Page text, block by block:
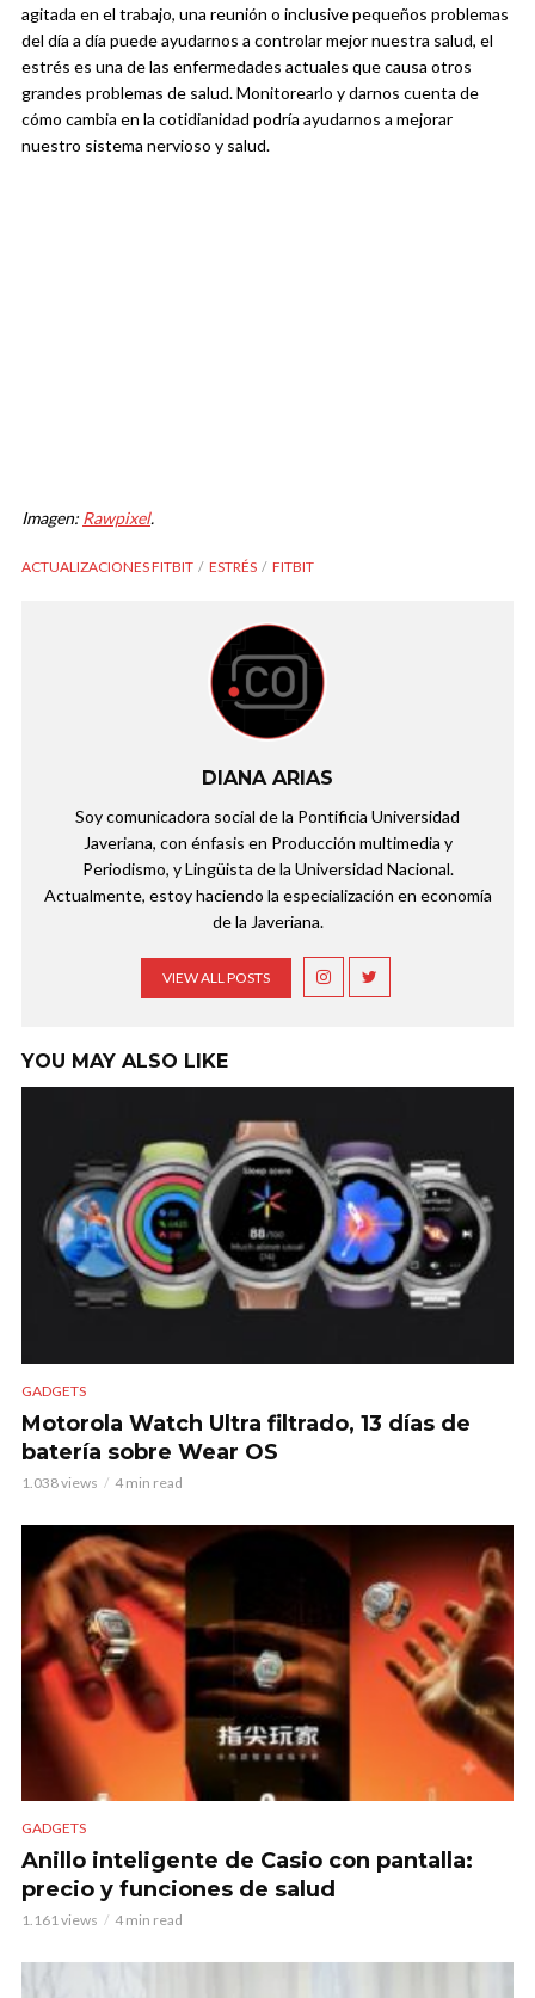
agitada en el trabajo, una reunión o inclusive pequeños problemas
del día a día puede ayudarnos a controlar mejor nuestra salud, el
estrés es una de las enfermedades actuales que causa otros
grandes problemas de salud. Monitorearlo y darnos cuenta de
cómo cambia en la cotidianidad podría ayudarnos a mejorar
nuestro sistema nervioso y salud.
Imagen: Rawpixel.
ACTUALIZACIONES FITBIT ESTRÉS FITBIT
DIANA ARIAS
Soy comunicadora social de la Pontificia Universidad
Javeriana, con énfasis en Producción multimedia y
Periodismo, y Lingüista de la Universidad Nacional.
Actualmente, estoy haciendo la especialización en economía
de la Javeriana.
VIEW ALL POSTS
YOU MAY ALSO LIKE
GADGETS
Motorola Watch Ultra filtrado, 13 días de
batería sobre Wear OS
1.038 views 4 min read
GADGETS
Anillo inteligente de Casio con pantalla:
precio y funciones de salud
1.161 views 4 min read